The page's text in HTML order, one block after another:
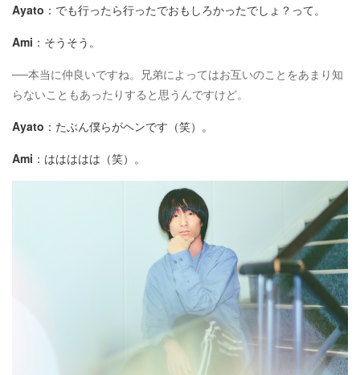
Ayato ：でも行ったら行ったでおもしろかったでしょ？って。
Ami ：そうそう。
──本当に仲良いですね。兄弟によってはお互いのことをあまり知
らないこともあったりすると思うんですけど。
Ayato ：たぶん僕らがヘンです（笑）。
Ami ：ははははは（笑）。